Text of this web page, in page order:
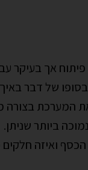
אך בעיקר
בסופו של דבר
המערכת בצורה
ביותר שניתן.
ואיזה